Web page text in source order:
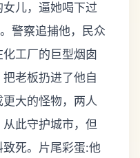
儿，逼她喝下过
警察追捕他，民众
工厂的巨型烟囱
老板扔进了他自
大的怪物，两人
此守护城市，但
死。片尾彩蛋:他